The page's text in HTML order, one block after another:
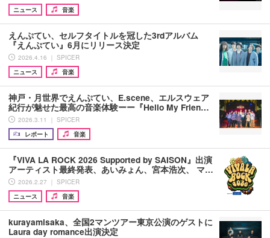
ニュース
音楽
えんぷてい、セルフタイトルを冠した3rdアルバム
『えんぷてい』6月にリリース決定
2026.4.16 ｜ SPICER
ニュース
音楽
神戸・月世界でえんぷてい、E.scene、エルスウェア
紀行が魅せた最高の音楽体験ーー『Hello My Frien…
2026.3.11 ｜ SPICER
レポート
音楽
『VIVA LA ROCK 2026 Supported by SAISON』出演
アーティスト最終発表、あいみょん、宮本浩次、 マ…
2026.2.27 ｜ SPICER
ニュース
音楽
kurayamisaka、全国2マンツアー東京公演のゲストに
Laura day romance出演決定